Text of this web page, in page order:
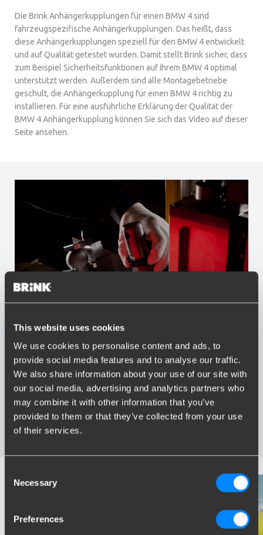
This website uses cookies
We use cookies to personalise content and ads, to
provide social media features and to analyse our traffic.
We also share information about your use of our site with
our social media, advertising and analytics partners who
may combine it with other information that you’ve
provided to them or that they’ve collected from your use
of their services.
Selection
Necessary
Preferences
Die Brink Anhängerkupplungen für einen BMW 4 sind
fahrzeugspezifische Anhängerkupplungen. Das heißt, dass
diese Anhängerkupplungen speziell für den BMW 4 entwickelt
und auf Qualität getestet wurden. Damit stellt Brink sicher, dass
zum Beispiel Sicherheitsfunktionen auf Ihrem BMW 4 optimal
unterstützt werden. Außerdem sind alle Montagebetriebe
geschult, die Anhängerkupplung für einen BMW 4 richtig zu
installieren. Für eine ausführliche Erklärung der Qualität der
BMW 4 Anhängerkupplung können Sie sich das Video auf dieser
Seite ansehen.
Vorteile von Brink
Größter Sortiment Anhängerkupplungen
Speziell entwickelt und getestet für Ihr Auto
Sichere und zertifizierte Anhängerkupplungen
Montage in Ihrer Nähe
Verschiedene Anhängerkupplungen verfügbar für Sie:
starre, abnehmbare und schwenkbare